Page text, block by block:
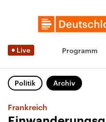
Live Programm
Politik Archiv
Frankreich